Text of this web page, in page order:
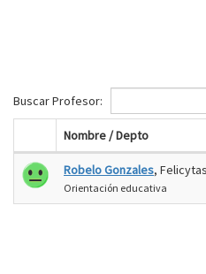
Buscar Profesor:
Nombre / Depto
Robelo Gonzales, Felicytas
Orientación educativa